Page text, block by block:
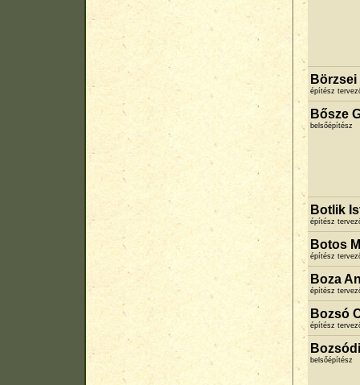
Börzsei
építész
Bősze
belsőépítész
Botlik
építész
Botos
építész
Boza
építész
Bozsó
építész
belsőépítész